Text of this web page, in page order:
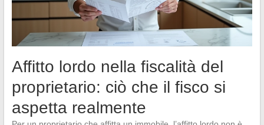
Affitto lordo nella fiscalità del
proprietario: ciò che il fisco si
aspetta realmente